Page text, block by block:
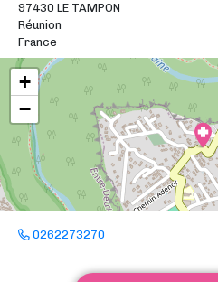
97430 LE TAMPON
Réunion
France
+
−
0262273270